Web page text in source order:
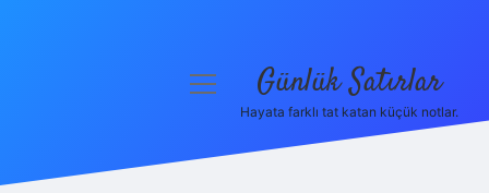
menüyü Günlük Satırlar
Hayata farklı tat katan küçük notlar.